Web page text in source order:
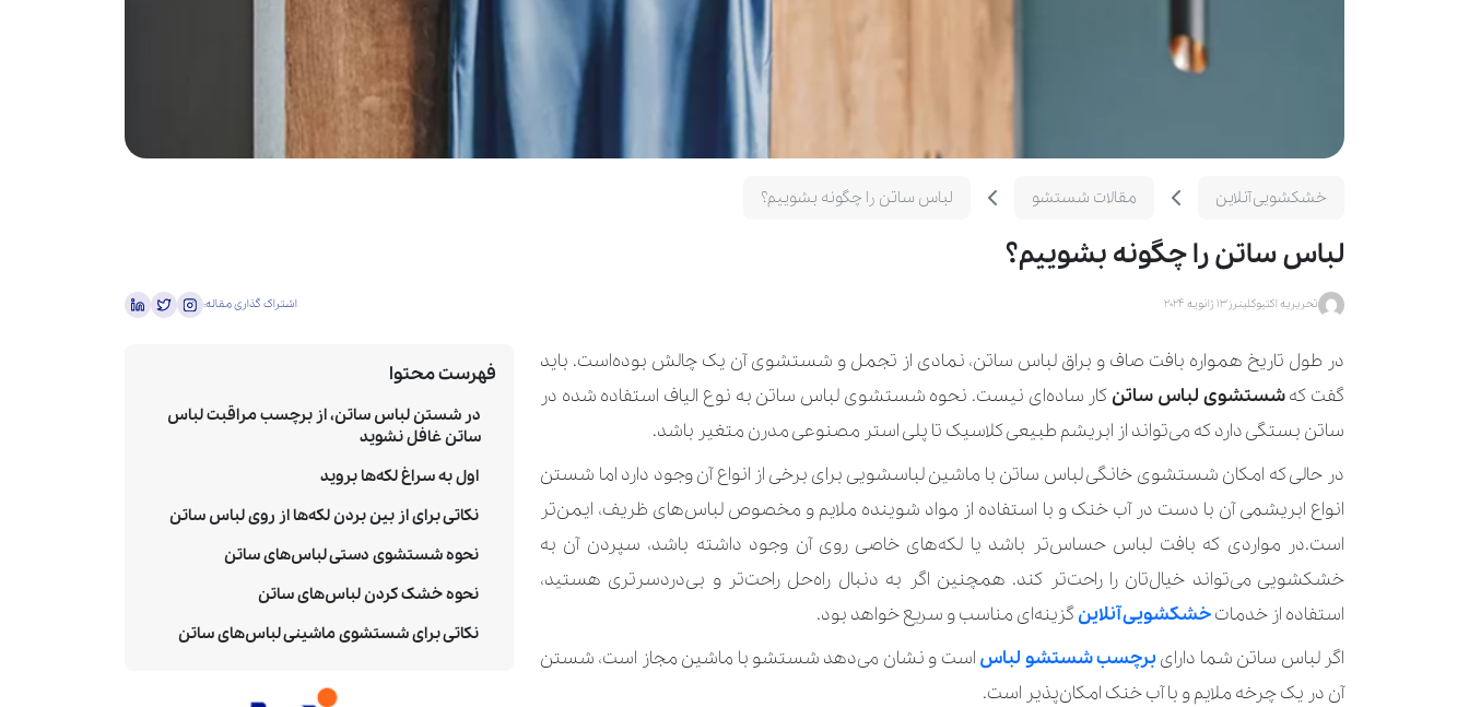
خشکشویی آنلاین مقالات شستشو لباس ساتن را چگونه بشوییم؟
لباس ساتن را چگونه بشوییم؟
تحریریه اکتیوکلینرز13 ژانویه 2024 اشتراک گذاری مقاله:
در طول تاریخ همواره بافت صاف و براق لباس ساتن، نمادی از تجمل و شستشوی آن یک چالش بوده‌است. باید
گفت کهشستشوی لباس ساتن کار ساده‌ای نیست. نحوه شستشوی لباس ساتن به نوع الیاف استفاده شده در
ساتن بستگی دارد که می‌تواند از ابریشم طبیعی کلاسیک تا پلی استر مصنوعی مدرن متغیر باشد.
در حالی که امکان شستشوی خانگی لباس ساتن با ماشین لباسشویی برای برخی از انواع آن وجود دارد اما شستن
انواع ابریشمی آن با دست در آب خنک و با استفاده از مواد شوینده ملایم و مخصوص لباس‌های ظریف، ایمن‌تر
است.در مواردی که بافت لباس حساس‌تر باشد یا لکه‌های خاصی روی آن وجود داشته باشد، سپردن آن به
خشکشویی می‌تواند خیال‌تان را راحت‌تر کند. همچنین اگر به دنبال راه‌حل راحت‌تر و بی‌دردسرتری هستید،
استفاده از خدماتخشکشویی آنلاینگزینه‌ای مناسب و سریع خواهد بود.
اگر لباس ساتن شما دارایبرچسب‌ شستشو لباس است و نشان می‌دهد شستشو با ماشین مجاز است، شستن
آن در یک چرخه ملایم و با آب خنک امکان‌پذیر است.
فهرست محتوا
در شستن لباس ساتن، از برچسب مراقبت لباس
ساتن غافل نشوید
اول به سراغ لکه‌ها بروید
نکاتی برای از بین بردن لکه‌ها از روی لباس ساتن
نحوه شستشوی دستی لباس‌های ساتن
نحوه خشک کردن لباس‌های ساتن
نکاتی برای شستشوی ماشینی لباس‌های ساتن